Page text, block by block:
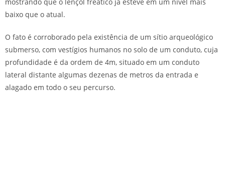
baixo que o atual.
O fato é corroborado pela existência de um sítio arqueológico
submerso, com vestígios humanos no solo de um conduto, cuja
profundidade é da ordem de 4m, situado em um conduto
lateral distante algumas dezenas de metros da entrada e
alagado em todo o seu percurso.